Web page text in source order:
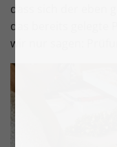
dass sich der eben
das bereits gelegte
wir nur sagen: